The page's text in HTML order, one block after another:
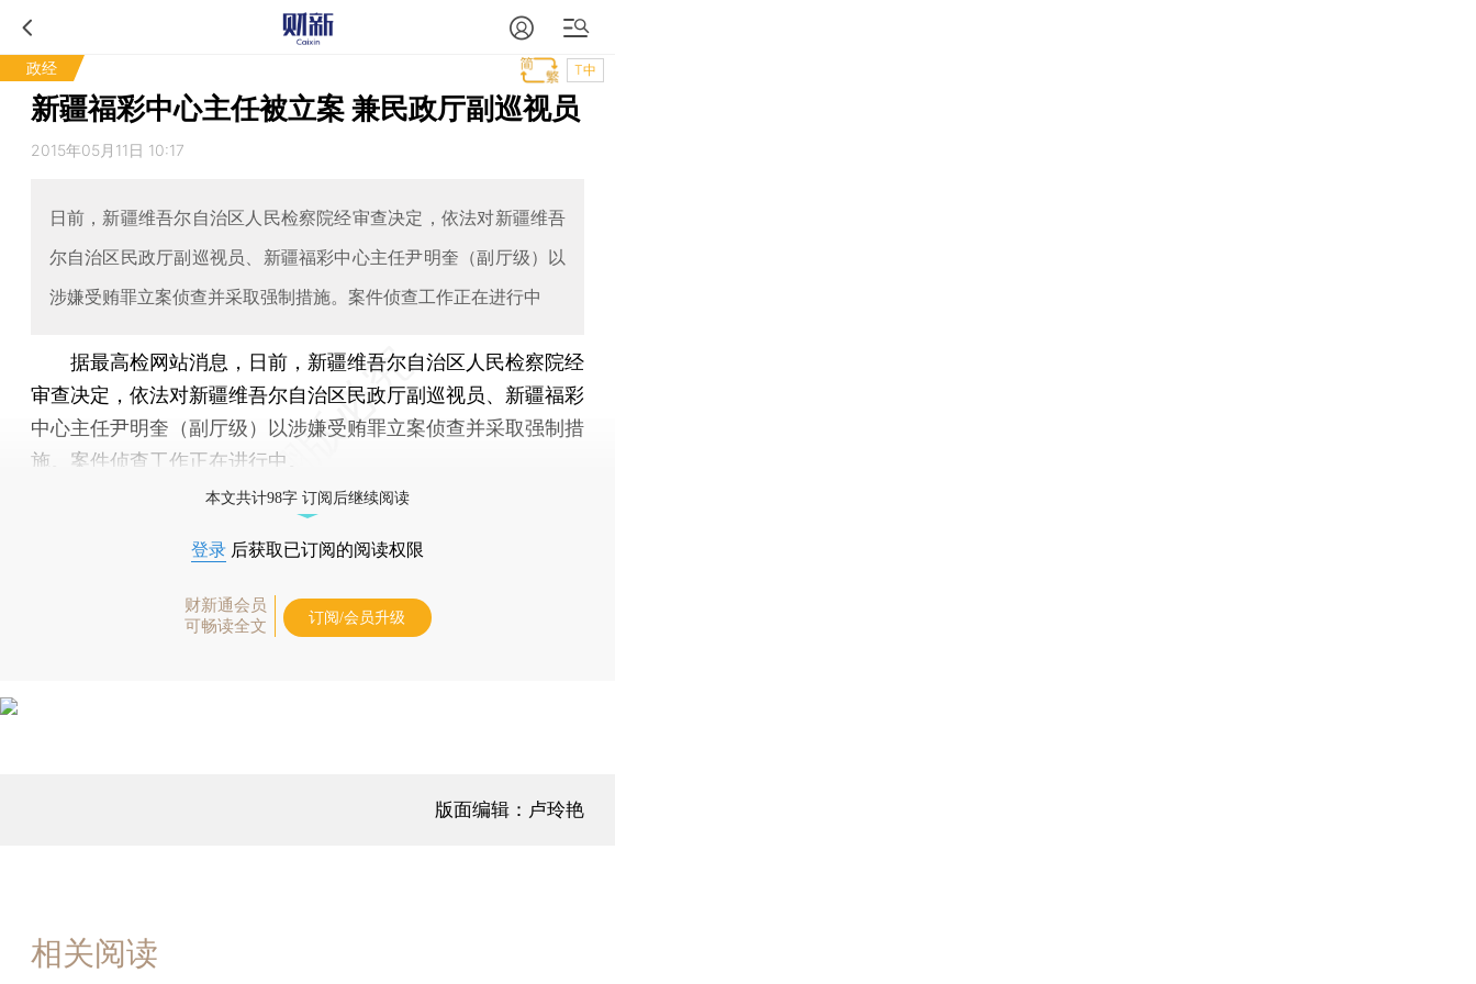
政经 T中
新疆福彩中心主任被立案 兼民政厅副巡视员
2015年05月11日 10:17
日前，新疆维吾尔自治区人民检察院经审查决定，依法对新疆维吾
尔自治区民政厅副巡视员、新疆福彩中心主任尹明奎（副厅级）以
涉嫌受贿罪立案侦查并采取强制措施。案件侦查工作正在进行中
据最高检网站消息，日前，新疆维吾尔自治区人民检察院经
审查决定，依法对新疆维吾尔自治区民政厅副巡视员、新疆福彩
中心主任尹明奎（副厅级）以涉嫌受贿罪立案侦查并采取强制措
施。案件侦查工作正在进行中。
本文共计98字 订阅后继续阅读
登录 后获取已订阅的阅读权限
财新通会员
可畅读全文
订阅/会员升级
版面编辑：卢玲艳
相关阅读